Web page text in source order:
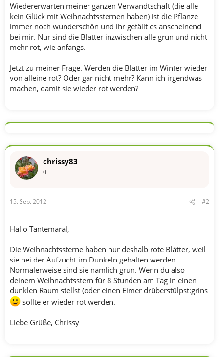
Wiedererwarten meiner ganzen Verwandtschaft (die alle
kein Glück mit Weihnachtssternen haben) ist die Pflanze
immer noch wunderschön und ihr gefällt es anscheinend
bei mir. Nur sind die Blätter inzwischen alle grün und nicht
mehr rot, wie anfangs.
Jetzt zu meiner Frage. Werden die Blätter im Winter wieder
von alleine rot? Oder gar nicht mehr? Kann ich irgendwas
machen, damit sie wieder rot werden?
chrissy83
0
15. Sep. 2012 #2
Hallo Tantemaral,
Die Weihnachtssterne haben nur deshalb rote Blätter, weil
sie bei der Aufzucht im Dunkeln gehalten werden.
Normalerweise sind sie nämlich grün. Wenn du also
deinem Weihnachtsstern für 8 Stunden am Tag in einen
dunklen Raum stellst (oder einen Eimer drüberstülpst:grins
sollte er wieder rot werden.
Liebe Grüße, Chrissy